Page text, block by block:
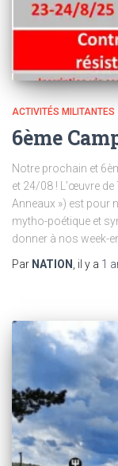
ACTIVITÉS MILITANTES
6ème
Notre prochain et
et 24/08 ! L’œuvre
Anneaux ») est pour
mytho-poétique et
donner à nos week-
Par NATION , il y a 1